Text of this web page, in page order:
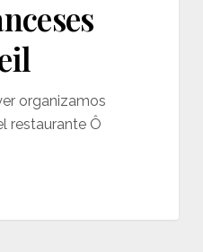
organizamos
restaurante Ô